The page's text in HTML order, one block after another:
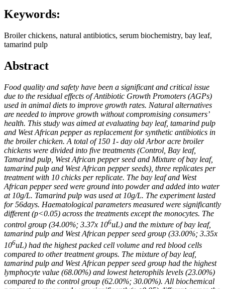
Keywords:
Broiler chickens, natural antibiotics, serum biochemistry, bay leaf,
tamarind pulp
Abstract
Food quality and safety have been a significant and critical issue
due to the residual effects of Antibiotic Growth Promoters (AGPs)
used in animal diets to improve growth rates. Natural alternatives
are needed to improve growth without compromising consumers’
health. This study was aimed at evaluating bay leaf, tamarind pulp
and West African pepper as replacement for synthetic antibiotics in
the broiler chicken. A total of 150 1- day old Arbor acre broiler
chickens were divided into five treatments (Control, Bay leaf,
Tamarind pulp, West African pepper seed and Mixture of bay leaf,
tamarind pulp and West African pepper seeds), three replicates per
treatment with 10 chicks per replicate. The bay leaf and West
African pepper seed were ground into powder and added into water
at 10g/L. Tamarind pulp was used at 10g/L. The experiment lasted
for 56days. Haematological parameters measured were significantly
different (p<0.05) across the treatments except the monocytes. The
control group (34.00%; 3.37x 106uL) and the mixture of bay leaf,
tamarind pulp and West African pepper seed group (33.00%; 3.35x
106uL) had the highest packed cell volume and red blood cells
compared to other treatment groups. The mixture of bay leaf,
tamarind pulp and West African pepper seed group had the highest
lymphocyte value (68.00%) and lowest heterophils levels (23.00%)
compared to the control group (62.00%; 30.00%). All biochemical